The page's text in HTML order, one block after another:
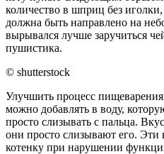
количество в шприц без
должна быть направлено на
вырывался лучше заручиться
пушистика.
© shutterstock
Улучшить процесс
можно добавлять в воду,
просто слизывать с пальца.
они просто слизывают его. Эти
котенку при нарушении